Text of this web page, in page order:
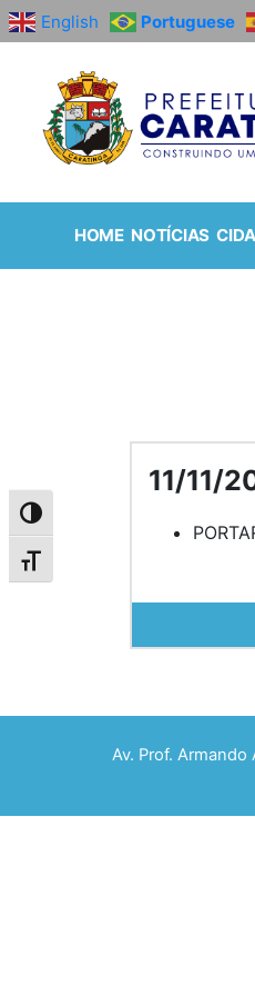
Alternar alto contraste
Alternar tamanho da fonte
English Portuguese
HOME NOTÍCIAS
11/11/
Av. Prof.